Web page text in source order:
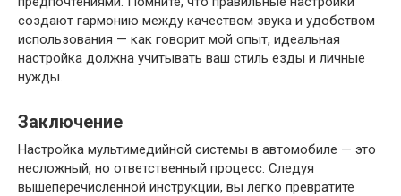
создают гармонию между качеством звука и удобством
использования — как говорит мой опыт, идеальная
настройка должна учитывать ваш стиль езды и личные
нужды.
Заключение
Настройка мультимедийной системы в автомобиле — это
несложный, но ответственный процесс. Следуя
вышеперечисленной инструкции, вы легко превратите